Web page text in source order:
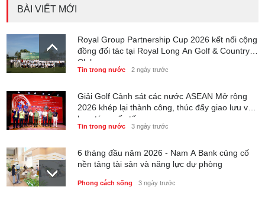
BÀI VIẾT MỚI
Royal Group Partnership Cup 2026 kết nối cộng
đồng đối tác tại Royal Long An Golf & Country
Club
Tin trong nước 2 ngày trước
Giải Golf Cảnh sát các nước ASEAN Mở rộng
2026 khép lại thành công, thúc đẩy giao lưu và
hợp tác quốc tế
Tin trong nước 3 ngày trước
6 tháng đầu năm 2026 - Nam A Bank củng cố
nền tảng tài sản và năng lực dự phòng
Phong cách sống 3 ngày trước